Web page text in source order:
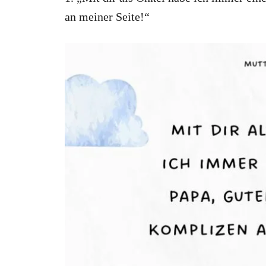
an meiner Seite!“